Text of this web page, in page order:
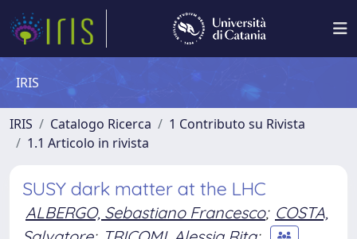
IRIS
IRIS Catalogo Ricerca
1 Contributo su Rivista
1.1 Articolo in rivista
SUSY dark matter at the LHC
ALBERGO, Sebastiano Francesco; COSTA,